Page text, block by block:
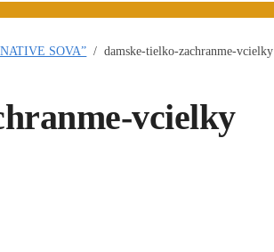
SOVA” / damske-tielko-zachranme-vcielky
vcielky